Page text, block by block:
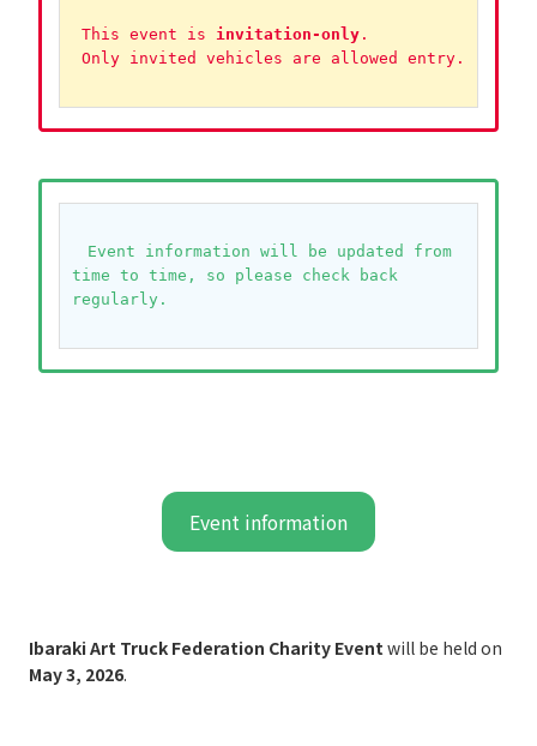
This event is invitation-only .
Only invited vehicles are allowed entry.
Event information will be updated from
time to time, so please check back
regularly.
Event information
Ibaraki Art Truck Federation Charity Eventwill be held on
May 3, 2026.